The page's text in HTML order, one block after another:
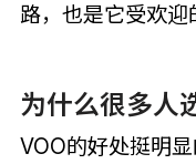
路，也是它受欢迎
为什么很多人
VOO的好处挺明显